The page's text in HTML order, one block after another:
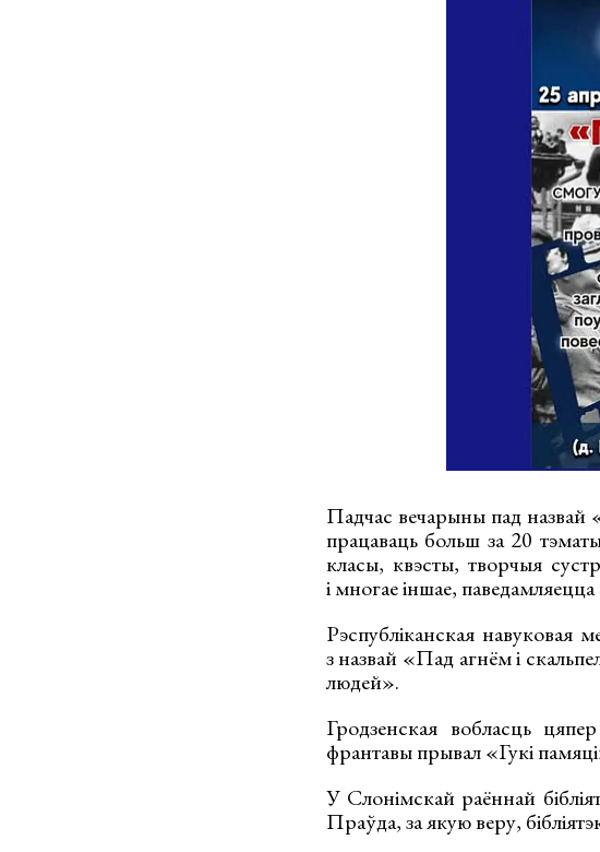
Падчас вечарыны пад
працаваць больш за 20
класы, квэсты, творчыя
і многае іншае, паведамляецца
Рэспубліканская навуковая
з назвай «Пад агнём і
людей».
Гродзенская вобласць
франтавы прывал «Гукі
У Слонімскай раённай
Праўда, за якую веру,